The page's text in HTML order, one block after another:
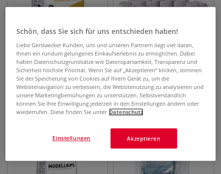
KRONE GIPS Alabaster-
Modellgips
7,56€
5 kg | 1 kg 1,51€
GERSTAECKER Gipsbinden-
Großpackung
27,13€
2,50 kg | 1 kg
Schön, dass Sie sich für uns entschieden haben!
Liebe Gerstaecker Kunden, uns und unseren Partnern liegt viel daran,
Ihnen ein rundum gelungenes Einkaufserlebnis zu ermöglichen. Dabei
haben Datenschutzgrundsätze wie Datensparsamkeit, Transparenz und
Sicherheit höchste Priorität. Wenn Sie auf „Akzeptieren“ klicken, stimmen
Sie der Speicherung von Cookies auf Ihrem Gerät zu, um die
Websitenavigation zu verbessern, die Websitenutzung zu analysieren und
unsere Marketingbemühungen zu unterstützen. Selbstverständlich
können Sie Ihre Einwilligung jederzeit in den Einstellungen ändern oder
wiederrufen. Diese finden Sie unter Datenschutz
Akzeptieren
Einstellungen